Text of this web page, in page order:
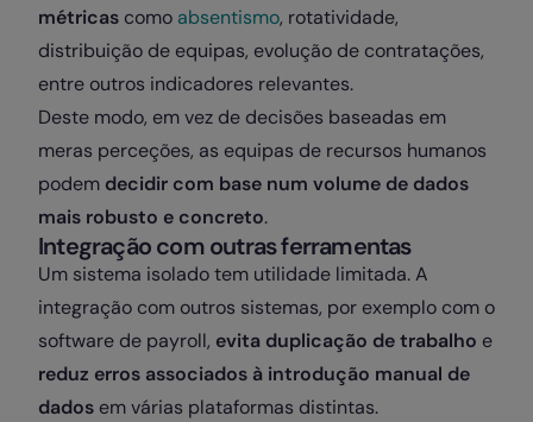
métricas como absentismo, rotatividade,
distribuição de equipas, evolução de contratações,
entre outros indicadores relevantes.
Deste modo, em vez de decisões baseadas em
meras perceções, as equipas de recursos humanos
podem decidir com base num volume de dados
mais robusto e concreto.
Integração com outras ferramentas
Um sistema isolado tem utilidade limitada. A
integração com outros sistemas, por exemplo com o
software de payroll, evita duplicação de trabalho e
reduz erros associados à introdução manual de
dados em várias plataformas distintas.